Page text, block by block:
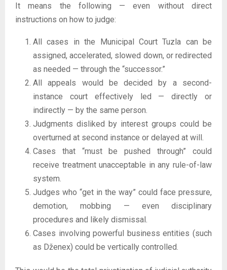
It means the following — even without direct
instructions on how to judge:
All cases in the Municipal Court Tuzla can be
assigned, accelerated, slowed down, or redirected
as needed — through the “successor.”
All appeals would be decided by a second-
instance court effectively led — directly or
indirectly — by the same person.
Judgments disliked by interest groups could be
overturned at second instance or delayed at will.
Cases that “must be pushed through” could
receive treatment unacceptable in any rule-of-law
system.
Judges who “get in the way” could face pressure,
demotion, mobbing — even disciplinary
procedures and likely dismissal.
Cases involving powerful business entities (such
as Dženex) could be vertically controlled.